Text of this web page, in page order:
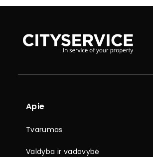
Apie
Tvarumas
Valdyba ir vadovybė